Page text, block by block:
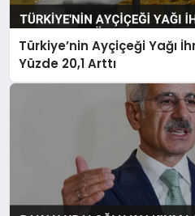
Türkiye’nin Ayçiçeği Yağı
Yüzde 20,1 Arttı